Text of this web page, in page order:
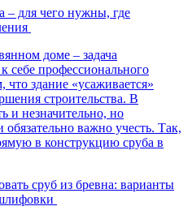
– для чего нужны, где
доме – задача
себе профессионального
что здание «усаживается»
строительства. В
и незначительно, но
важно учесть. Так,
в конструкцию сруба в
сруб из бревна: варианты